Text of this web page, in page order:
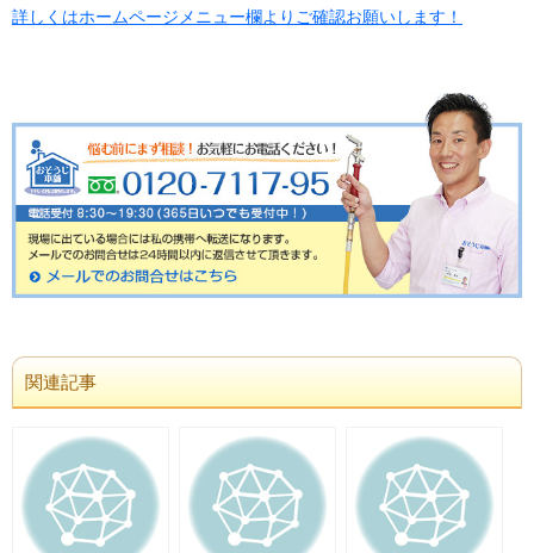
詳しくはホームページメニュー欄よりご確認お願いします！
関連記事